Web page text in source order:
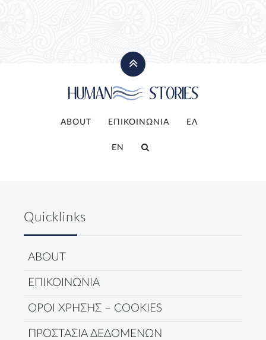
ABOUT ΕΠΙΚΟΙΝΩΝΙΑ ΕΛ
EN
Quicklinks
ABOUT
ΕΠΙΚΟΙΝΩΝΙΑ
ΟΡΟΙ ΧΡΗΣΗΣ – COOKIES
ΠΡΟΣΤΑΣΙΑ ΔΕΔΟΜΕΝΩΝ